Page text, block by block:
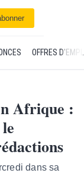
OFFRES
Afrique :
dans sa